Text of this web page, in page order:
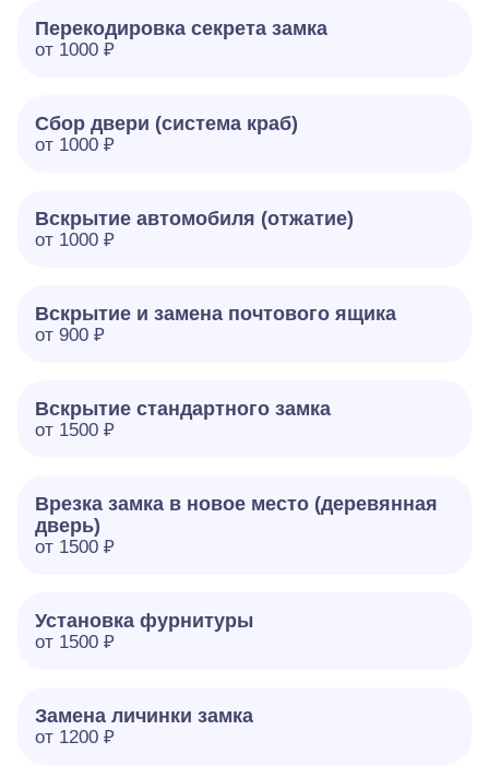
Перекодировка секрета замка
от 1000 ₽
Сбор двери (система краб)
от 1000 ₽
Вскрытие автомобиля (отжатие)
от 1000 ₽
Вскрытие и замена почтового ящика
от 900 ₽
Вскрытие стандартного замка
от 1500 ₽
Врезка замка в новое место (деревянная
дверь)
от 1500 ₽
Установка фурнитуры
от 1500 ₽
Замена личинки замка
от 1200 ₽